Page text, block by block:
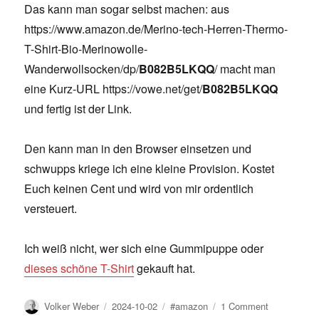
Das kann man sogar selbst machen: aus
https://www.amazon.de/Merino-tech-Herren-Thermo-
T-Shirt-Bio-Merinowolle-
Wanderwollsocken/dp/B082B5LKQQ/ macht man
eine Kurz-URL https://vowe.net/get/B082B5LKQQ
und fertig ist der Link.
Den kann man in den Browser einsetzen und
schwupps kriege ich eine kleine Provision. Kostet
Euch keinen Cent und wird von mir ordentlich
versteuert.
Ich weiß nicht, wer sich eine Gummipuppe oder
dieses schöne T-Shirtgekauft hat.
Author
Volker Weber
Posted
2024-10-02 Tags
#amazon 1 Commenton